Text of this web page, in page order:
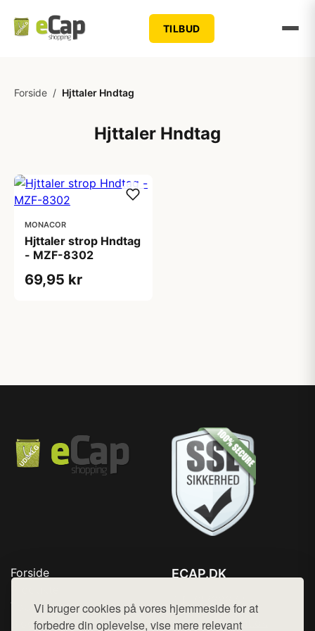
Vi bruger cookies på vores hjemmeside for at
forbedre din oplevelse, vise mere relevant
TILBUD
Forside / Hjttaler Hndtag
Hjttaler Hndtag
MONACOR
Hjttaler strop Hndtag
- MZF-8302
69,95 kr
Forside
Top Rabatter
Blog
ECAP.DK
Mail: hej@want.dk